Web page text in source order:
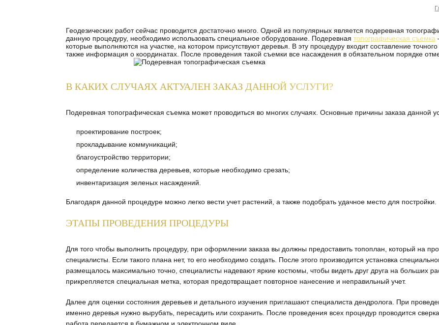
Геодезических работ сейчас проводится достаточно много. Одной из популярных является подеревная
данную процедуру, необходимо использовать специальное оборудование. Подеревная топографическая съемка
которые выполняются на участке, на котором присутствуют деревья. В эту процедуру входит составление
также информация о координатах. После проведения такой съемки все насаждения в обязательном порядке
В КАКИХ СЛУЧАЯХ АКТУАЛЕН ЗАКАЗ ДАННОЙ УСЛУГИ?
Подеревная топографическая съемка может проводиться во многих случаях. Основные причины заказа данной
проектирование построек;
прокладывание коммуникаций;
благоустройство территории;
определение количества деревьев, которые необходимо срезать;
инвентаризация зеленых насаждений.
Благодаря данной процедуре можно легко вести учет растений, а также подобрать удачное место для постройки.
ЭТАПЫ ПРОВЕДЕНИЯ ПРОЦЕДУРЫ
Для того чтобы выполнить процедуру, при оформлении заказа вы должны предоставить топоплан, который на
специалисты. Если такого плана нет, то его необходимо создать. После этого производится установка
размещалось максимально точно, специалисты надевают яркие костюмы, чтобы видеть друг друга на больших
прикрепляется специальная метка, которая предотвращает повторное нанесение и неправильный учет.
Далее для оценки состояния деревьев и детального изучения приглашают специалиста дендролога. При
именно деревья нужно вырубать, пересадить или сохранить. После проведения всех процедур проводится